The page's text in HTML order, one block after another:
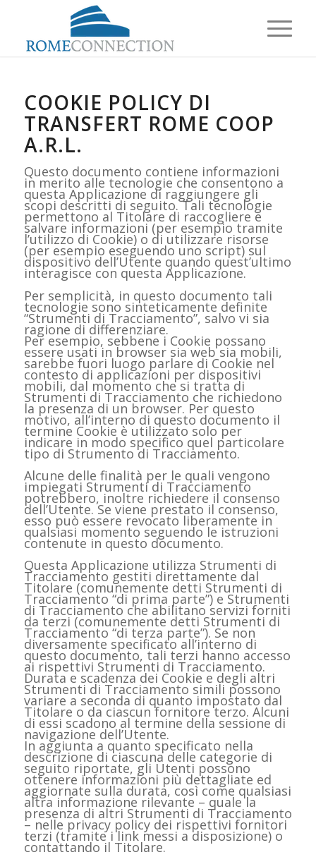
COOKIE POLICY DI
TRANSFERT ROME COOP
A.R.L.
Questo documento contiene informazioni
in merito alle tecnologie che consentono a
questa Applicazione di raggiungere gli
scopi descritti di seguito. Tali tecnologie
permettono al Titolare di raccogliere e
salvare informazioni (per esempio tramite
l’utilizzo di Cookie) o di utilizzare risorse
(per esempio eseguendo uno script) sul
dispositivo dell’Utente quando quest’ultimo
interagisce con questa Applicazione.
Per semplicità, in questo documento tali
tecnologie sono sinteticamente definite
“Strumenti di Tracciamento”, salvo vi sia
ragione di differenziare.
Per esempio, sebbene i Cookie possano
essere usati in browser sia web sia mobili,
sarebbe fuori luogo parlare di Cookie nel
contesto di applicazioni per dispositivi
mobili, dal momento che si tratta di
Strumenti di Tracciamento che richiedono
la presenza di un browser. Per questo
motivo, all’interno di questo documento il
termine Cookie è utilizzato solo per
indicare in modo specifico quel particolare
tipo di Strumento di Tracciamento.
Alcune delle finalità per le quali vengono
impiegati Strumenti di Tracciamento
potrebbero, inoltre richiedere il consenso
dell’Utente. Se viene prestato il consenso,
esso può essere revocato liberamente in
qualsiasi momento seguendo le istruzioni
contenute in questo documento.
Questa Applicazione utilizza Strumenti di
Tracciamento gestiti direttamente dal
Titolare (comunemente detti Strumenti di
Tracciamento “di prima parte”) e Strumenti
di Tracciamento che abilitano servizi forniti
da terzi (comunemente detti Strumenti di
Tracciamento “di terza parte”). Se non
diversamente specificato all’interno di
questo documento, tali terzi hanno accesso
ai rispettivi Strumenti di Tracciamento.
Durata e scadenza dei Cookie e degli altri
Strumenti di Tracciamento simili possono
variare a seconda di quanto impostato dal
Titolare o da ciascun fornitore terzo. Alcuni
di essi scadono al termine della sessione di
navigazione dell’Utente.
In aggiunta a quanto specificato nella
descrizione di ciascuna delle categorie di
seguito riportate, gli Utenti possono
ottenere informazioni più dettagliate ed
aggiornate sulla durata, così come qualsiasi
altra informazione rilevante – quale la
presenza di altri Strumenti di Tracciamento
– nelle privacy policy dei rispettivi fornitori
terzi (tramite i link messi a disposizione) o
contattando il Titolare.